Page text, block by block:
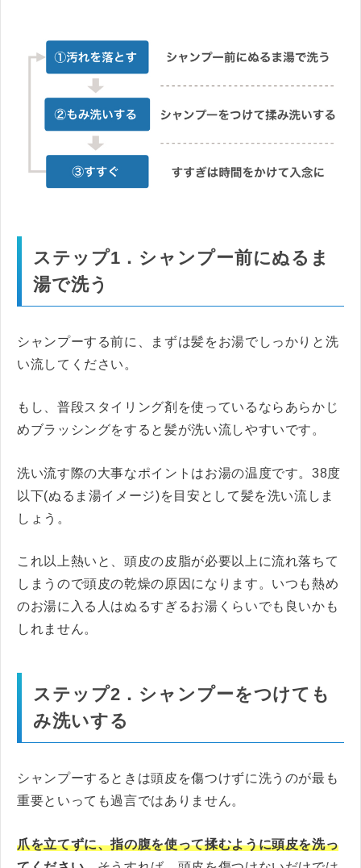
ステップ1．シャンプー前にぬるま
湯で洗う
シャンプーする前に、まずは髪をお湯でしっかりと洗
い流してください。
もし、普段スタイリング剤を使っているならあらかじ
めブラッシングをすると髪が洗い流しやすいです。
洗い流す際の大事なポイントはお湯の温度です。38度
以下(ぬるま湯イメージ)を目安として髪を洗い流しま
しょう。
これ以上熱いと、頭皮の皮脂が必要以上に流れ落ちて
しまうので頭皮の乾燥の原因になります。いつも熱め
のお湯に入る人はぬるすぎるお湯くらいでも良いかも
しれません。
ステップ2．シャンプーをつけても
み洗いする
シャンプーするときは頭皮を傷つけずに洗うのが最も
重要といっても過言ではありません。
爪を立てずに、指の腹を使って揉むように頭皮を洗っ